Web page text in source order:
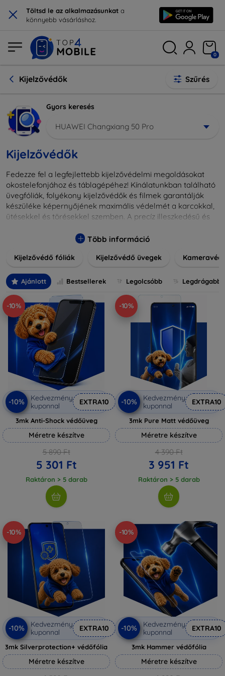
× Töltsd le az alkalmazásunkat a
könnyebb vásárláshoz.
0
Kijelzővédők Szűrés
Gyors keresés
HUAWEI Changxiang 50 Pro
Kijelzővédők
Fedezze fel a legfejlettebb kijelzővédelmi megoldásokat
okostelefonjához és táblagépéhez! Kínálatunkban található
üvegfóliák, folyékony kijelzővédők és filmek garantálják
készüléke képernyőjének maximális védelmét a karcokkal,
ütésekkel és törésekkel szemben. A precíz illeszkedésű és
hanem kristálytiszta képet is biztosítanak, megőrzi a
és stílusú kijelzővédőink közül, hogy a mindennapok során is
fedésről vagy íves kijelzővédelemről, a minőséget szem
előtt tartva kínálunk megoldásokat minden eszközre.
Több információ
Kijelzővédő fóliák Kijelzővédő üvegek
Ajánlott Bestsellerek Legolcsóbb Legdrágabb
-10%
-10%
Kedvezmény
kuponnal
EXTRA10
3mk Anti-Shock védőüveg
Méretre készítve
5 890 Ft
5 301 Ft
Raktáron > 5 darab
-10%
-10%
Kedvezmény
kuponnal
EXTRA10
3mk Pure Matt védőüveg
Méretre készítve
4 390 Ft
3 951 Ft
Raktáron > 5 darab
-10%
-10%
Kedvezmény
kuponnal
EXTRA10
3mk Silverprotection+ védőfólia
Méretre készítve
-10%
-10%
Kedvezmény
kuponnal
EXTRA10
3mk Hammer védőfólia
Méretre készítve